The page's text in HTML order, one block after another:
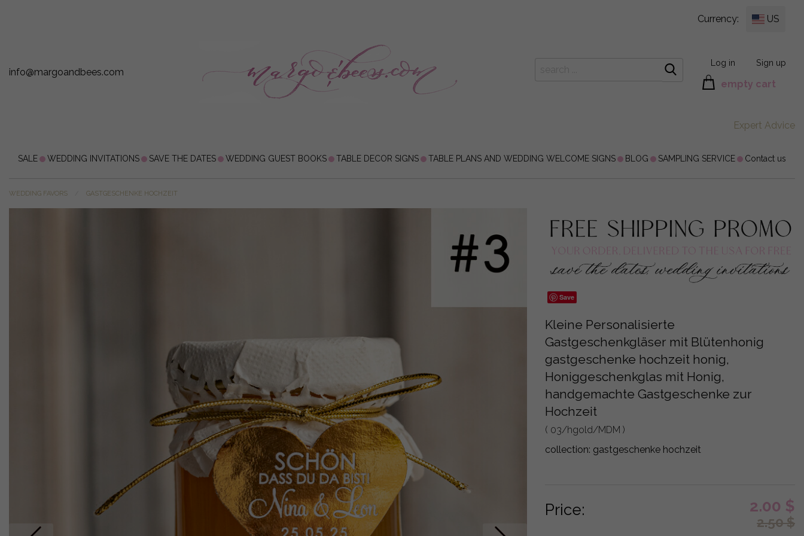
Currency: US
info@margoandbees.com
Log in Sign up
empty cart
Expert Advice
SALE WEDDING INVITATIONS SAVE THE DATES WEDDING GUEST BOOKS TABLE DECOR SIGNS TABLE PLANS AND WEDDING WELCOME SIGNS BLOG SAMPLING SERVICE Contact us
WEDDING FAVORS GASTGESCHENKE HOCHZEIT
Save
Kleine Personalisierte
Gastgeschenkgläser mit Blütenhonig
gastgeschenke hochzeit honig,
Honiggeschenkglas mit Honig,
handgemachte Gastgeschenke zur
Hochzeit
( 03/hgold/MDM )
collection: gastgeschenke hochzeit
Price: 2.00 $
2.50$